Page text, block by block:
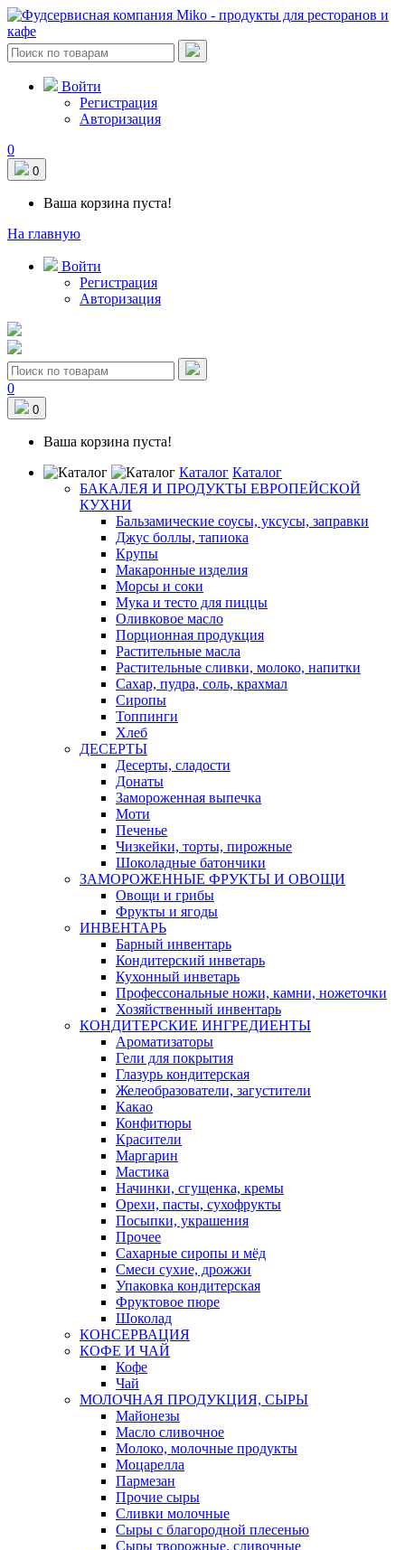
Войти
Регистрация
Авторизация
0
0
Ваша корзина пуста!
На главную
Войти
Регистрация
Авторизация
0
0
Ваша корзина пуста!
Каталог Каталог
БАКАЛЕЯ И ПРОДУКТЫ ЕВРОПЕЙСКОЙ
КУХНИ
Бальзамические соусы, уксусы, заправки
Джус боллы, тапиока
Крупы
Макаронные изделия
Морсы и соки
Мука и тесто для пиццы
Оливковое масло
Порционная продукция
Растительные масла
Растительные сливки, молоко, напитки
Сахар, пудра, соль, крахмал
Сиропы
Топпинги
Хлеб
ДЕСЕРТЫ
Десерты, сладости
Донаты
Замороженная выпечка
Моти
Печенье
Чизкейки, торты, пирожные
Шоколадные батончики
ЗАМОРОЖЕННЫЕ ФРУКТЫ И ОВОЩИ
Овощи и грибы
Фрукты и ягоды
ИНВЕНТАРЬ
Барный инвентарь
Кондитерский инветарь
Кухонный инветарь
Профессональные ножи, камни, ножеточки
Хозяйственный инвентарь
КОНДИТЕРСКИЕ ИНГРЕДИЕНТЫ
Ароматизаторы
Гели для покрытия
Глазурь кондитерская
Желеобразователи, загустители
Какао
Конфитюры
Красители
Маргарин
Мастика
Начинки, сгущенка, кремы
Орехи, пасты, сухофрукты
Посыпки, украшения
Прочее
Сахарные сиропы и мёд
Смеси сухие, дрожжи
Упаковка кондитерская
Фруктовое пюре
Шоколад
КОНСЕРВАЦИЯ
КОФЕ И ЧАЙ
Кофе
Чай
МОЛОЧНАЯ ПРОДУКЦИЯ, СЫРЫ
Майонезы
Масло сливочное
Молоко, молочные продукты
Моцарелла
Пармезан
Прочие сыры
Сливки молочные
Сыры с благородной плесенью
Сыры творожные, сливочные